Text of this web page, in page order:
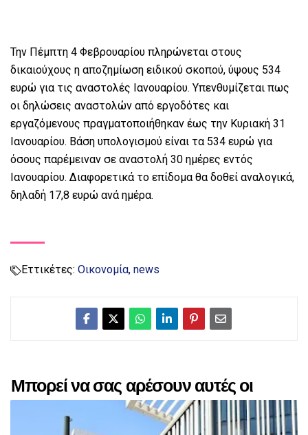
Την Πέμπτη 4 Φεβρουαρίου πληρώνεται στους
δικαιούχους η αποζημίωση ειδικού σκοπού, ύψους 534
ευρώ για τις αναστολές Ιανουαρίου. Υπενθυμίζεται πως
οι δηλώσεις αναστολών από εργοδότες και
εργαζόμενους πραγματοποιήθηκαν έως την Κυριακή 31
Ιανουαρίου. Βάση υπολογισμού είναι τα 534 ευρώ για
όσους παρέμειναν σε αναστολή 30 ημέρες εντός
Ιανουαρίου. Διαφορετικά το επίδομα θα δοθεί αναλογικά,
δηλαδή 17,8 ευρώ ανά ημέρα.
Εττικέτες: Οικονομία news
Μπορεί να σας αρέσουν αυτές οι
αναρτήσεις